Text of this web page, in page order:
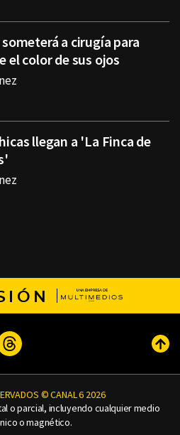
someterá a cirugía para
el color de sus ojos
llegan a 'La Finca de
Threads
© CANAL 6 2026
o parcial, incluyendo cualquier medio
o magnético.